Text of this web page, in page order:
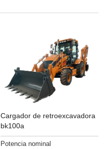
Cargador de retroexcavadora
bk100a
Potencia nominal